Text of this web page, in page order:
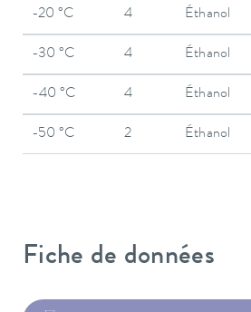
-20 °C 4 Éthanol
-30 °C 4 Éthanol
-40 °C 4 Éthanol
-50 °C 2 Éthanol
Fiche de données